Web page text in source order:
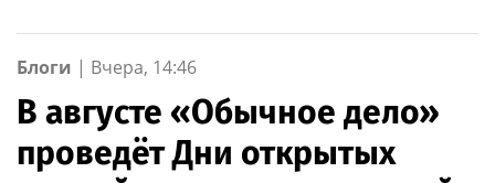
Блоги | Вчера, 14:46
В августе «Обычное дело»
проведёт Дни открытых